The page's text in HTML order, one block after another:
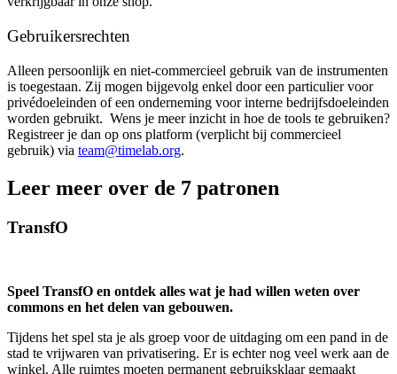
Gebruikersrechten
Alleen persoonlijk en niet-commercieel gebruik van de instrumenten
is toegestaan. Zij mogen bijgevolg enkel door een particulier voor
privédoeleinden of een onderneming voor interne bedrijfsdoeleinden
worden gebruikt. Wens je meer inzicht in hoe de tools te gebruiken?
Registreer je dan op ons platform (verplicht bij commercieel
gebruik) via team@timelab.org.
Leer meer over de 7 patronen
TransfO
Speel TransfO en ontdek alles wat je had willen weten over
commons en het delen van gebouwen.
Tijdens het spel sta je als groep voor de uitdaging om een pand in de
stad te vrijwaren van privatisering. Er is echter nog veel werk aan de
winkel. Alle ruimtes moeten permanent gebruiksklaar gemaakt